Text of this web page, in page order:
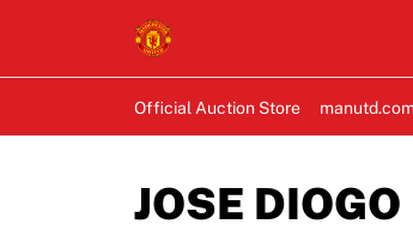
Official Auction Store
JOSE